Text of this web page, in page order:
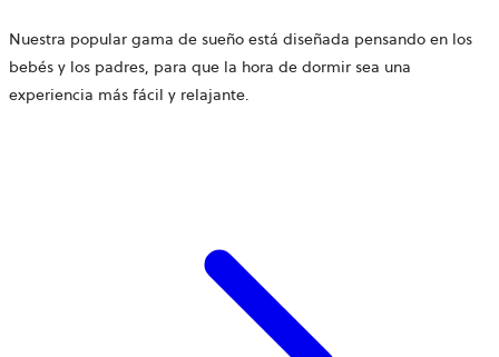
Nuestra popular gama de sueño está diseñada pensando en los
bebés y los padres, para que la hora de dormir sea una
experiencia más fácil y relajante.